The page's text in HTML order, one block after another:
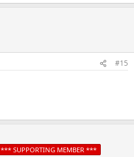
#15
*** SUPPORTING MEMBER ***